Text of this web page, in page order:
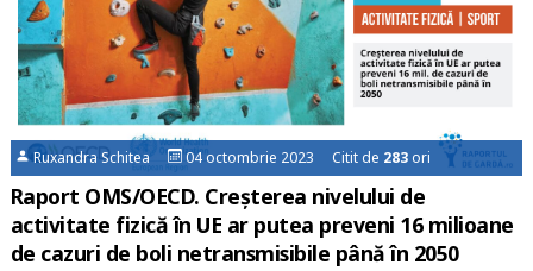
Ruxandra Schitea 04 octombrie 2023 Citit de 283 ori
Raport OMS/OECD. Creșterea nivelului de
activitate fizică în UE ar putea preveni 16 milioane
de cazuri de boli netransmisibile până în 2050